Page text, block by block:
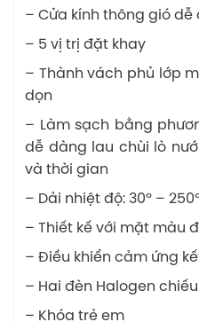
– Cửa kính thông gió dễ
– 5 vị trị đặt khay
– Thành vách phủ lớp
dọn
– Làm sạch bằng
dễ dàng lau chùi lò
và thời gian
– Dải nhiệt độ: 30º –
– Thiết kế với mặt màu
– Điều khiển cảm ứng
– Hai đèn Halogen
– Khóa trẻ em